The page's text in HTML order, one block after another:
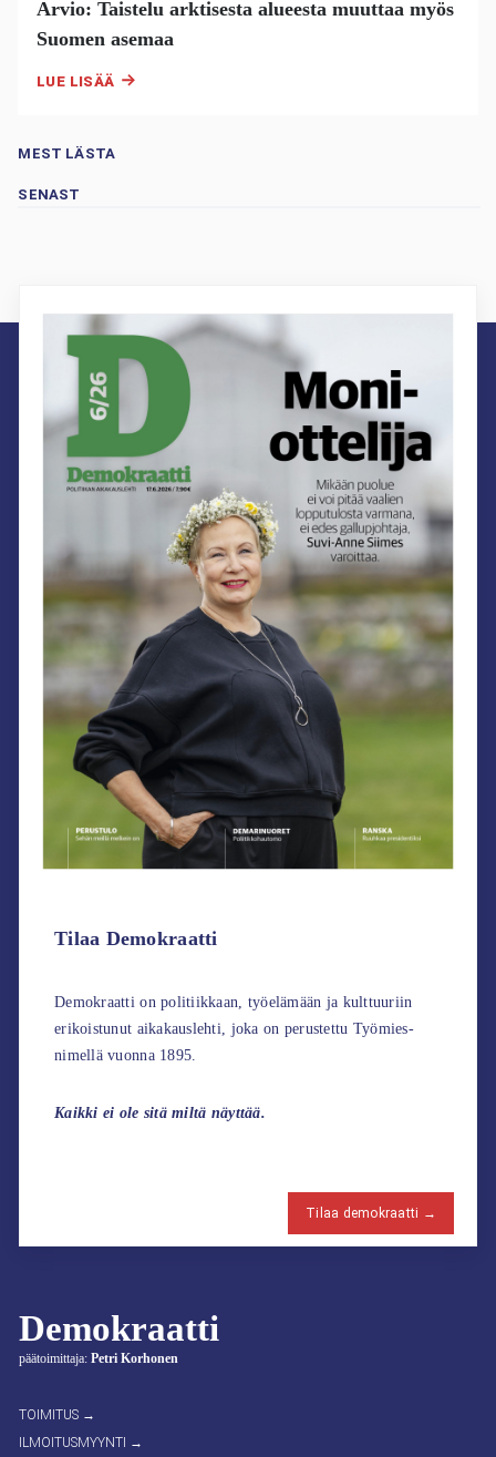
Arvio: Taistelu arktisesta alueesta muuttaa myös
Suomen asemaa
LUE LISÄÄ
MEST LÄSTA
SENAST
Demokraatti
päätoimittaja: Petri Korhonen
TOIMITUS →
ILMOITUSMYYNTI →
Tilaa Demokraatti
Demokraatti on politiikkaan, työelämään ja kulttuuriin
erikoistunut aikakauslehti, joka on perustettu Työmies-
nimellä vuonna 1895.
Kaikki ei ole sitä miltä näyttää.
Tilaa demokraatti →